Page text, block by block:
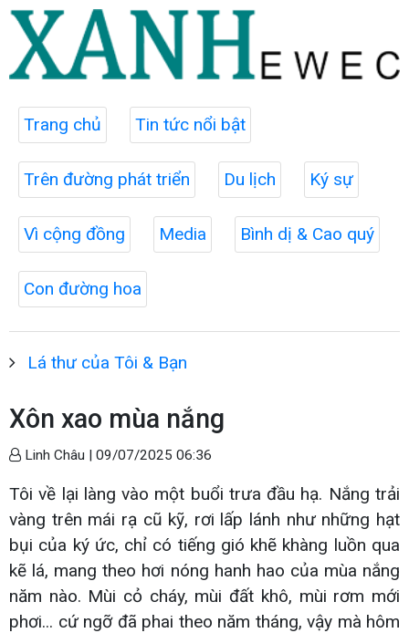
Trang chủ Tin tức nổi bật
Trên đường phát triển Du lịch Ký sự
Vì cộng đồng Media Bình dị & Cao quý
Con đường hoa
Lá thư của Tôi & Bạn
Xôn xao mùa nắng
Linh Châu | 09/07/2025 06:36
Tôi về lại làng vào một buổi trưa đầu hạ. Nắng trải
vàng trên mái rạ cũ kỹ, rơi lấp lánh như những hạt
bụi của ký ức, chỉ có tiếng gió khẽ khàng luồn qua
kẽ lá, mang theo hơi nóng hanh hao của mùa nắng
năm nào. Mùi cỏ cháy, mùi đất khô, mùi rơm mới
phơi... cứ ngỡ đã phai theo năm tháng, vậy mà hôm